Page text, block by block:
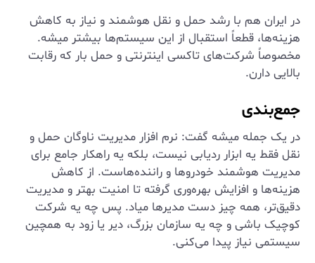
در ایران هم با رشد حمل و نقل هوشمند و نیاز به کاهش
هزینه‌ها، قطعاً استقبال از این سیستم‌ها بیشتر میشه.
مخصوصاً شرکت‌های تاکسی اینترنتی و حمل بار که رقابت
بالایی دارن.
جمع‌بندی
در یک جمله میشه گفت: نرم افزار مدیریت ناوگان حمل و
نقل فقط یه ابزار ردیابی نیست، بلکه یه راهکار جامع برای
مدیریت هوشمند خودروها و راننده‌هاست. از کاهش
هزینه‌ها و افزایش بهره‌وری گرفته تا امنیت بهتر و مدیریت
دقیق‌تر، همه چیز دست مدیرها میاد. پس چه یه شرکت
کوچیک باشی و چه یه سازمان بزرگ، دیر یا زود به همچین
سیستمی نیاز پیدا می‌کنی.